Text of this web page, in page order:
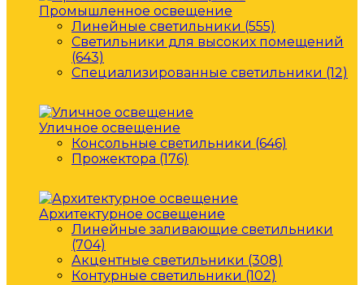
Промышленное освещение
Линейные светильники (555)
Светильники для высоких помещений
(643)
Специализированные светильники (12)
Уличное освещение
Консольные светильники (646)
Прожектора (176)
Архитектурное освещение
Линейные заливающие светильники
(704)
Акцентные светильники (308)
Контурные светильники (102)